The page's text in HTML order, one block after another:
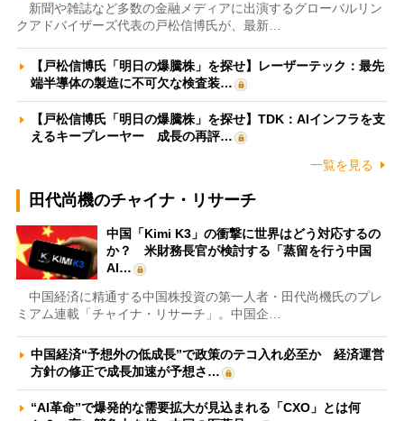
新聞や雑誌など多数の金融メディアに出演するグローバルリン
クアドバイザーズ代表の戸松信博氏が、最新…
【戸松信博氏「明日の爆騰株」を探せ】レーザーテック：最先
端半導体の製造に不可欠な検査装…
【戸松信博氏「明日の爆騰株」を探せ】TDK：AIインフラを支
えるキープレーヤー 成長の再評…
一覧を見る
田代尚機のチャイナ・リサーチ
中国「Kimi K3」の衝撃に世界はどう対応するの
か？ 米財務長官が検討する「蒸留を行う中国
AI…
中国経済に精通する中国株投資の第一人者・田代尚機氏のプレ
ミアム連載「チャイナ・リサーチ」。中国企…
中国経済“予想外の低成長”で政策のテコ入れ必至か 経済運営
方針の修正で成長加速が予想さ…
“AI革命”で爆発的な需要拡大が見込まれる「CXO」とは何